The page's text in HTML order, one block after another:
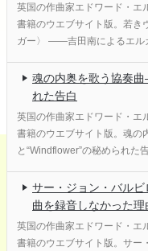
英国の作曲家エドワード・エ
書籍のウエブサイト版。若き
ガー〉 ――吉田南によるエル
魂の内奥を歌う協奏
れた告白
英国の作曲家エドワード・エ
書籍のウエブサイト版。魂
と“Windflower”の秘められた
サー・ジョン・バル
曲を録音しなかった理
英国の作曲家エドワード・エ
書籍のウエブサイト版。サー